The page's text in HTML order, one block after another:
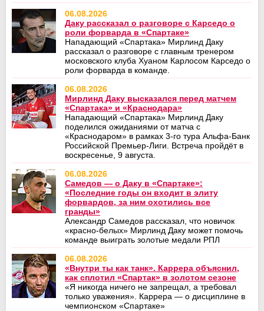
06.08.2026
Даку рассказал о разговоре с Карседо о
роли форварда в «Спартаке»
Нападающий «Спартака» Мирлинд Даку
рассказал о разговоре с главным тренером
московского клуба Хуаном Карлосом Карседо о
роли форварда в команде.
06.08.2026
Мирлинд Даку высказался перед матчем
«Спартака» и «Краснодара»
Нападающий «Спартака» Мирлинд Даку
поделился ожиданиями от матча с
«Краснодаром» в рамках 3-го тура Альфа-Банк
Российской Премьер-Лиги. Встреча пройдёт в
воскресенье, 9 августа.
06.08.2026
Самедов — о Даку в «Спартаке»:
«Последние годы он входит в элиту
форвардов, за ним охотились все
гранды»
Александр Самедов рассказал, что новичок
«красно‑белых» Мирлинд Даку может помочь
команде выиграть золотые медали РПЛ
06.08.2026
«Внутри ты как танк». Каррера объяснил,
как сплотил «Спартак» в золотом сезоне
«Я никогда ничего не запрещал, а требовал
только уважения». Каррера — о дисциплине в
чемпионском «Спартаке»